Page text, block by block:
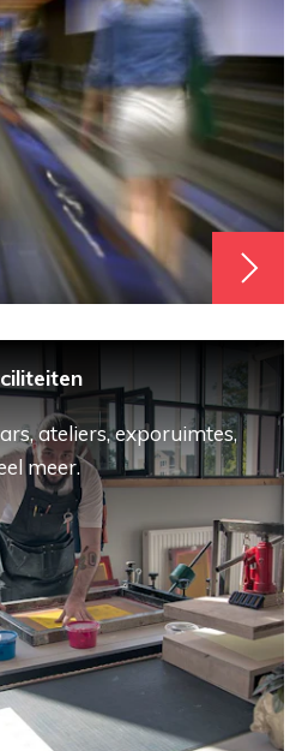
ateliers, exporuimtes,
meer.